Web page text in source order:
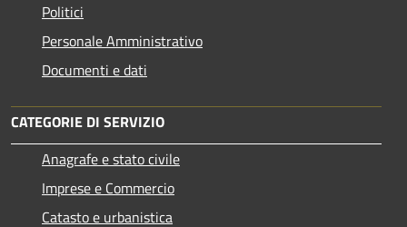
Politici
Personale Amministrativo
Documenti e dati
CATEGORIE DI SERVIZIO
Anagrafe e stato civile
Imprese e Commercio
Catasto e urbanistica